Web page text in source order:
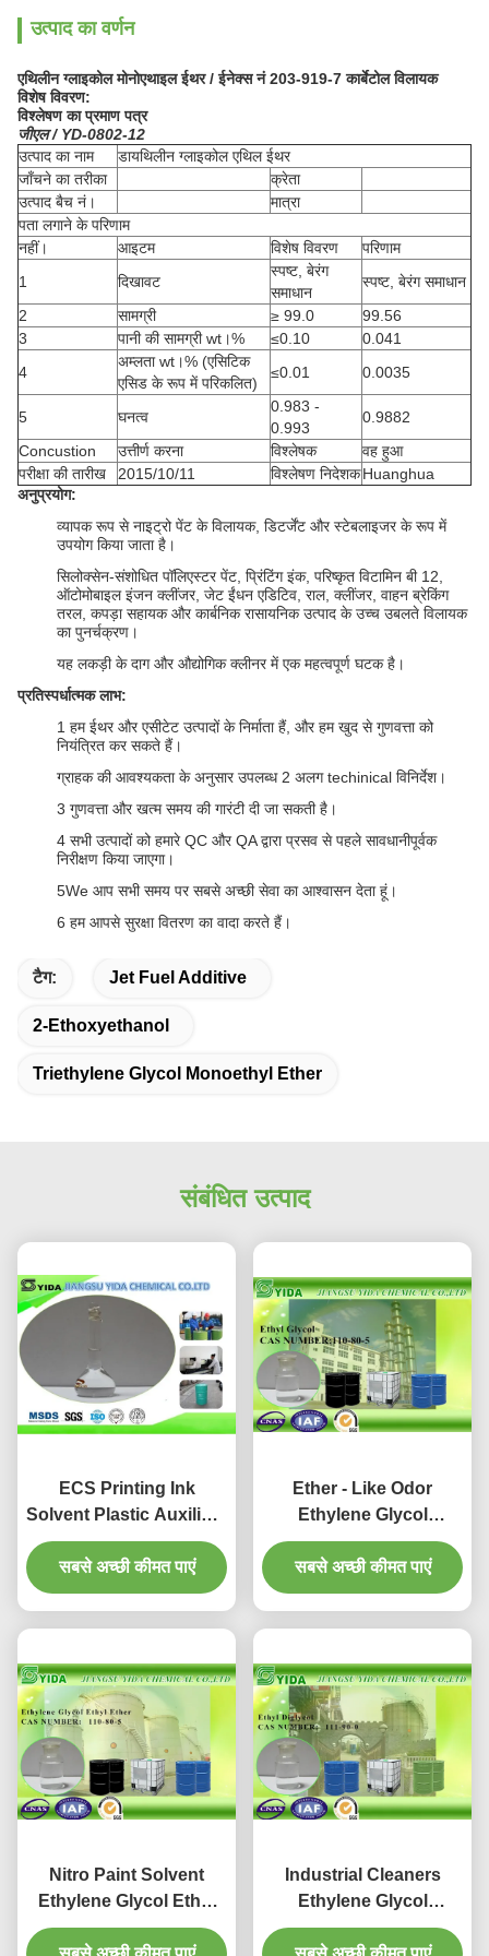
उत्पाद का वर्णन
एथिलीन ग्लाइकोल मोनोएथाइल ईथर / ईनेक्स नं 203-919-7 कार्बेटोल विलायक
विशेष विवरण:
विश्लेषण का प्रमाण पत्र
जीएल / YD-0802-12
उत्पाद का नाम
डायथिलीन ग्लाइकोल एथिल ईथर
जाँचने का तरीका
क्रेता
उत्पाद बैच नं।
मात्रा
पता लगाने के परिणाम
नहीं।
आइटम विशेष विवरण
परिणाम
1
दिखावट
स्पष्ट, बेरंग
समाधान
स्पष्ट, बेरंग समाधान
2
सामग्री ≥ 99.0
99.56
3
पानी की सामग्री wt।% ≤0.10
0.041
4
अम्लता wt।% (एसिटिक
एसिड के रूप में परिकलित)
≤0.01 0.0035
5 घनत्व
0.983 -
0.993
0.9882
Concustion
उत्तीर्ण करना विश्लेषक
वह हुआ
परीक्षा की तारीख
2015/10/11 विश्लेषण निदेशकHuanghua
अनुप्रयोग:
व्यापक रूप से नाइट्रो पेंट के विलायक, डिटर्जेंट और स्टेबलाइजर के रूप में
उपयोग किया जाता है।
सिलोक्सेन-संशोधित पॉलिएस्टर पेंट, प्रिंटिंग इंक, परिष्कृत विटामिन बी 12,
ऑटोमोबाइल इंजन क्लींजर, जेट ईंधन एडिटिव, राल, क्लींजर, वाहन ब्रेकिंग
तरल, कपड़ा सहायक और कार्बनिक रासायनिक उत्पाद के उच्च उबलते विलायक
का पुनर्चक्रण।
यह लकड़ी के दाग और औद्योगिक क्लीनर में एक महत्वपूर्ण घटक है।
प्रतिस्पर्धात्मक लाभ:
1 हम ईथर और एसीटेट उत्पादों के निर्माता हैं, और हम खुद से गुणवत्ता को
नियंत्रित कर सकते हैं।
ग्राहक की आवश्यकता के अनुसार उपलब्ध 2 अलग techinical विनिर्देश।
3 गुणवत्ता और खत्म समय की गारंटी दी जा सकती है।
4 सभी उत्पादों को हमारे QC और QA द्वारा प्रसव से पहले सावधानीपूर्वक
निरीक्षण किया जाएगा।
5We आप सभी समय पर सबसे अच्छी सेवा का आश्वासन देता हूं।
6 हम आपसे सुरक्षा वितरण का वादा करते हैं।
टैग: Jet Fuel Additive
2-Ethoxyethanol
Triethylene Glycol Monoethyl Ether
संबंधित उत्पाद
ECS Printing Ink
Solvent Plastic Auxiliary
Agents Ethylene Glycol
Monoethyl Ether Cas
No 110-80-5
सबसे अच्छी कीमत पाएं
Ether - Like Odor
Ethylene Glycol
Monoethyl Ether Cas
Registry Number 110-
80-5
सबसे अच्छी कीमत पाएं
Nitro Paint Solvent
Ethylene Glycol Ethyl
Ether Cas Number 110-
Industrial Cleaners
Ethylene Glycol
Monoethyl Ether High